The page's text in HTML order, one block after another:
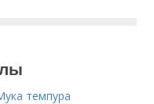
темпура